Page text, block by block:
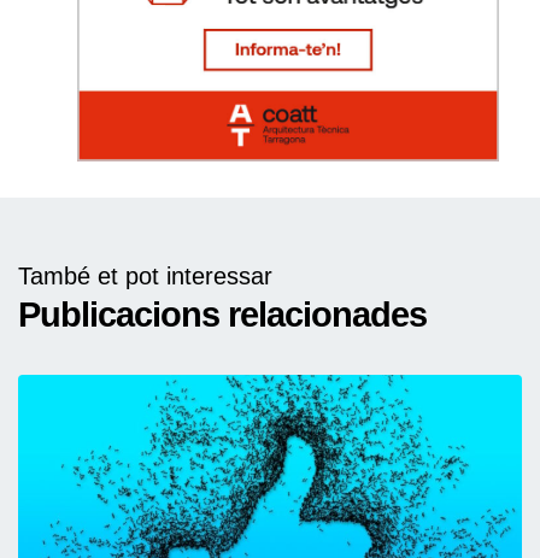
També et pot interessar
Publicacions relacionades